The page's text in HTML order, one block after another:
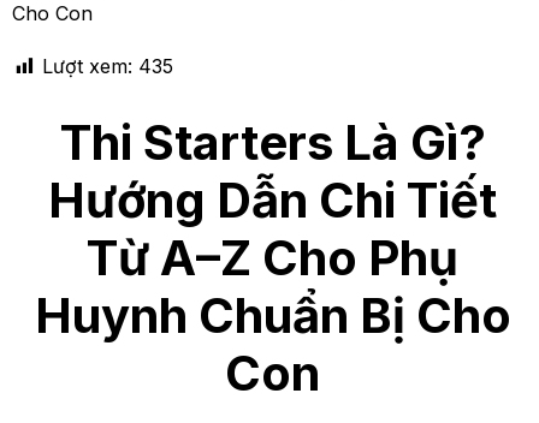
Cho Con
Lượt xem: 435
Thi Starters Là Gì?
Hướng Dẫn Chi Tiết
Từ A–Z Cho Phụ
Huynh Chuẩn Bị Cho
Con